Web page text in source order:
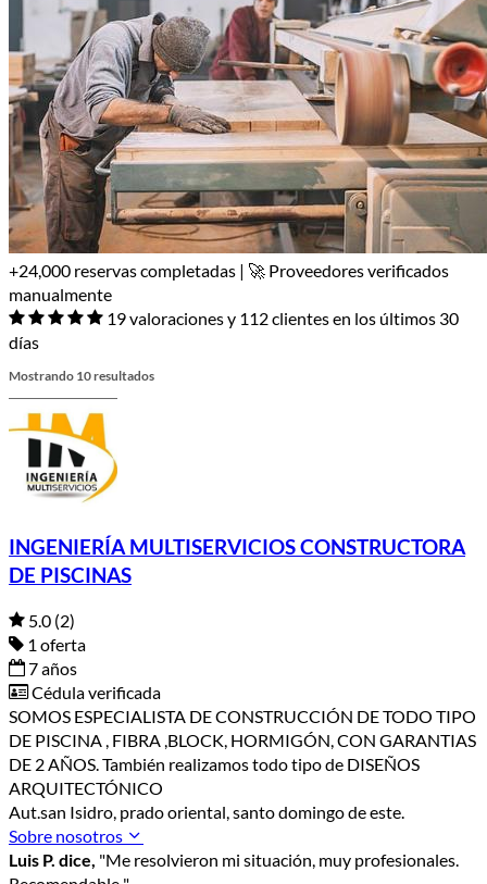
+24,000 reservas completadas | 🚀 Proveedores verificados
manualmente
19 valoraciones y 112 clientes en los últimos 30
días
Mostrando 10 resultados
INGENIERÍA MULTISERVICIOS CONSTRUCTORA
DE PISCINAS
5.0 (2)
1 oferta
7 años
Cédula verificada
SOMOS ESPECIALISTA DE CONSTRUCCIÓN DE TODO TIPO
DE PISCINA , FIBRA ,BLOCK, HORMIGÓN, CON GARANTIAS
DE 2 AÑOS. También realizamos todo tipo de DISEÑOS
ARQUITECTÓNICO
Aut.san Isidro, prado oriental, santo domingo de este.
Sobre nosotros
Luis P. dice, "Me resolvieron mi situación, muy profesionales.